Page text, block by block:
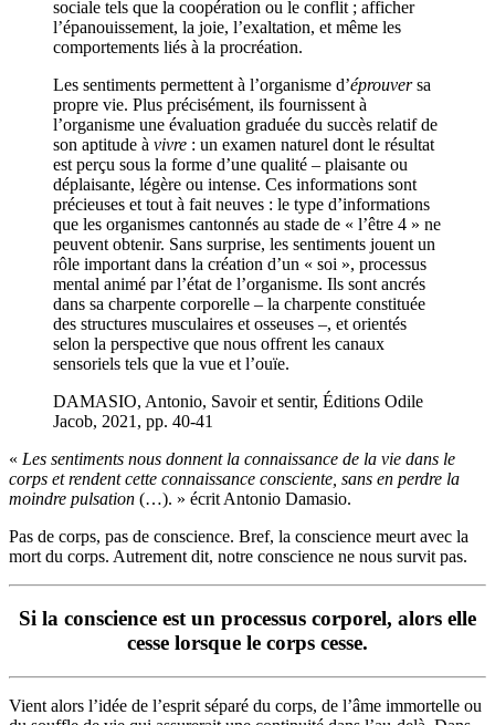
sociale tels que la coopération ou le conflit ; afficher
l’épanouissement, la joie, l’exaltation, et même les
comportements liés à la procréation.
Les sentiments permettent à l’organisme d’éprouversa
propre vie. Plus précisément, ils fournissent à
l’organisme une évaluation graduée du succès relatif de
son aptitude à vivre : un examen naturel dont le résultat
est perçu sous la forme d’une qualité – plaisante ou
déplaisante, légère ou intense. Ces informations sont
précieuses et tout à fait neuves : le type d’informations
que les organismes cantonnés au stade de « l’être 4 » ne
peuvent obtenir. Sans surprise, les sentiments jouent un
rôle important dans la création d’un « soi », processus
mental animé par l’état de l’organisme. Ils sont ancrés
dans sa charpente corporelle – la charpente constituée
des structures musculaires et osseuses –, et orientés
selon la perspective que nous offrent les canaux
sensoriels tels que la vue et l’ouïe.
DAMASIO, Antonio, Savoir et sentir, Éditions Odile
Jacob, 2021, pp. 40-41
« Les sentiments nous donnent la connaissance de la vie dans le
corps etrendent cette connaissance consciente, sans en perdre la
moindre pulsation (…). » écrit Antonio Damasio.
Pas de corps, pas de conscience. Bref, la conscience meurt avec la
mort du corps. Autrement dit, notre conscience ne nous survit pas.
Si la conscience est un processus corporel, alors elle
cesse lorsque le corps cesse.
Vient alors l’idée de l’esprit séparé du corps, de l’âme immortelle ou